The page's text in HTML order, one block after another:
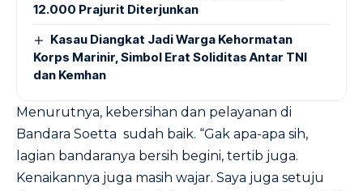
12.000 Prajurit Diterjunkan
Kasau Diangkat Jadi Warga Kehormatan
Korps Marinir, Simbol Erat Soliditas Antar TNI
dan Kemhan
Menurutnya, kebersihan dan pelayanan di
Bandara Soetta sudah baik. “Gak apa-apa sih,
lagian bandaranya bersih begini, tertib juga.
Kenaikannya juga masih wajar. Saya juga setuju